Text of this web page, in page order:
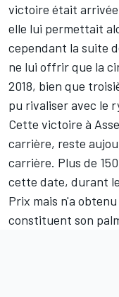
victoire était arrivée
elle lui permettait
cependant la suite
ne lui offrir que la
2018, bien que
pu rivaliser avec le
Cette victoire à
carrière, reste
carrière. Plus de
cette date, durant
Prix mais n'a
constituent son